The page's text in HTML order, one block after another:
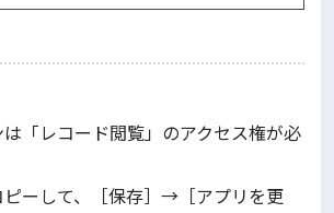
は「レコード閲覧」のアクセス権が必
ピーして、［保存］→［アプリを更